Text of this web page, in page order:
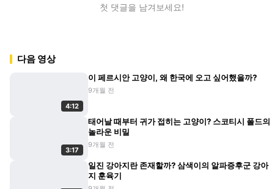
첫 댓글을 남겨보세요!
다음 영상
4:12
이 페르시안 고양이, 왜 한국에 오고 싶어했을까?
9개월 전
3:17
태어날 때부터 귀가 접히는 고양이? 스코티시 폴드의
놀라운 비밀
9개월 전
일진 강아지란 존재할까? 삼색이의 알파증후군 강아
지 훈육기